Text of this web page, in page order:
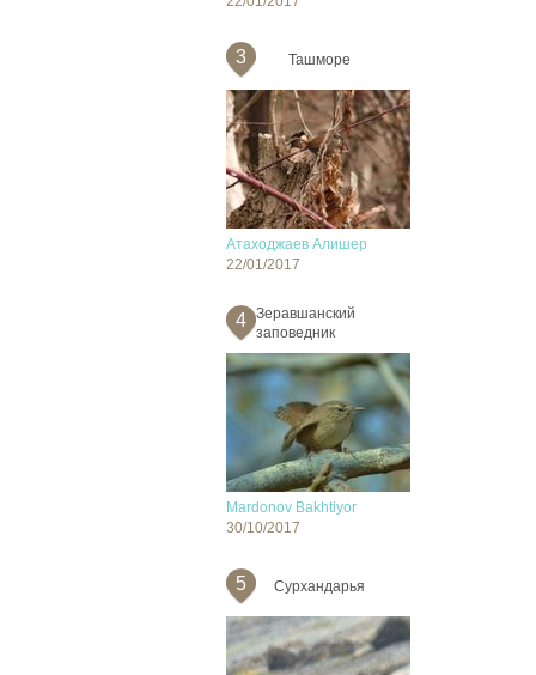
3 Ташморе
Атаходжаев Алишер
22/01/2017
4
Зеравшанский
заповедник
Mardonov Bakhtiyor
30/10/2017
5 Сурхандарья